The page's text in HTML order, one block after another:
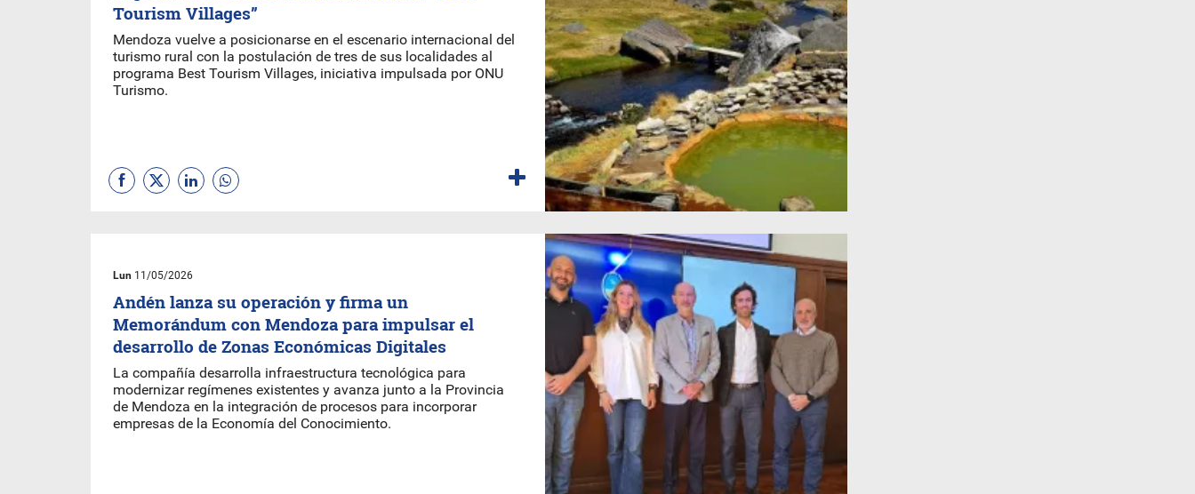
Tourism Villages”
Mendoza vuelve a posicionarse en el escenario internacional del
turismo rural con la postulación de tres de sus localidades al
programa Best Tourism Villages, iniciativa impulsada por ONU
Turismo.
Lun 11/05/2026
Andén lanza su operación y firma un
Memorándum con Mendoza para impulsar el
desarrollo de Zonas Económicas Digitales
La compañía desarrolla infraestructura tecnológica para
modernizar regímenes existentes y avanza junto a la Provincia
de Mendoza en la integración de procesos para incorporar
empresas de la Economía del Conocimiento.